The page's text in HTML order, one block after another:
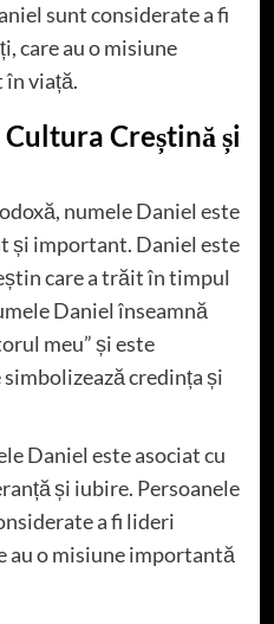
sunt considerate a fi
care au o misiune
viață.
Creștină și
numele Daniel este
și important. Daniel este
care a trăit în timpul
Daniel înseamnă
meu” și este
credința și
Daniel este asociat cu
și iubire. Persoanele
a fi lideri
au o misiune importantă